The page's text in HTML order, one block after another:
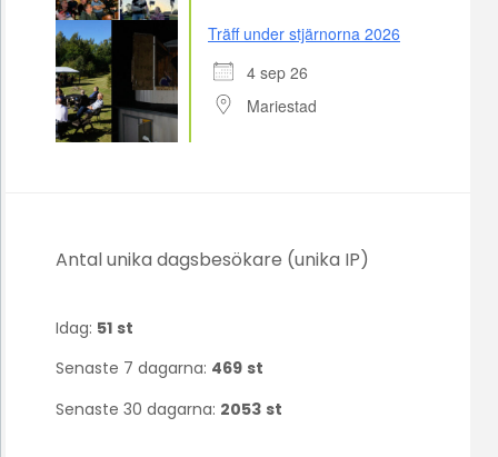
Träff under stjärnorna 2026
4 sep 26
Mariestad
Antal unika dagsbesökare (unika IP)
Idag: 51 st
Senaste 7 dagarna: 469 st
Senaste 30 dagarna: 2053 st